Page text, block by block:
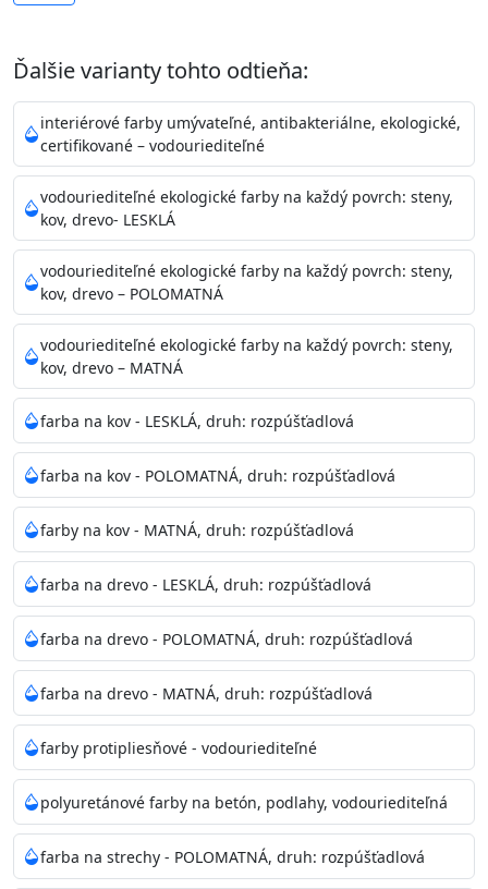
Je interiérová protiplesňová farba s iónmi
Vďaka svojmu špeciálnemu zloženiu
znižuje (o 99,9%) množstvo baktérií na povrchu náteru.
Preto jevhodná na nátery priestor s
vysokými nárokmi na hygienickú čistotu ako sú
nemocnice, pôrodnice, operačné
sály, potravinárske priestory, detské izby, školy,
škôlky, telocvične, a samozrejme je
vhodná aj do bežných priestorov. Je plne umývateľná
(trieda 2 podľa EN 13300) pri
zachovaní priedušnosti vodných pár z natretých
povrchov. Má vynikajúcu kryciu schopnosť,
vysokú výdatnosť a výborný rozliv. Je možné ju tónovať v
bohatej škále odtieňov.
Odtieň: Biela + je možné tónovať podľa RAL, NCS,
Pantone
Informácie k aplikácií
Pred použitím farbu narieďte do 10% vodou podľa
spôsobu aplikácie. Dobre premiešajte a občas opakujte
aj počas náteru. Naneste jednu
vrstvu štetcom, valčekom alebo striekacou pištoľou
farba zasychá na dotyk po 30-60min./23°C po
dokonalom preschnutí minimálne 3-
4hod/23°C je možné aplikovať ďalšiu vrstvu náteru.
Doba schnutia je závislá na poveternostných
podmienkach s vyššou vlhkosťou a nižšou
teplotou sa doba schnutia predlžuje.
Ďalšie varianty tohto odtieňa:
interiérové farby umývateľné, antibakteriálne, ekologické,
certifikované – vodouriediteľné
vodouriediteľné ekologické farby na každý povrch: steny,
kov, drevo- LESKLÁ
vodouriediteľné ekologické farby na každý povrch: steny,
kov, drevo – POLOMATNÁ
vodouriediteľné ekologické farby na každý povrch: steny,
kov, drevo – MATNÁ
farba na kov - LESKLÁ, druh: rozpúšťadlová
farba na kov - POLOMATNÁ, druh: rozpúšťadlová
farby na kov - MATNÁ, druh: rozpúšťadlová
farba na drevo - LESKLÁ, druh: rozpúšťadlová
farba na drevo - POLOMATNÁ, druh: rozpúšťadlová
farba na drevo - MATNÁ, druh: rozpúšťadlová
farby protipliesňové - vodouriediteľné
polyuretánové farby na betón, podlahy, vodouriediteľná
farba na strechy - POLOMATNÁ, druh: rozpúšťadlová